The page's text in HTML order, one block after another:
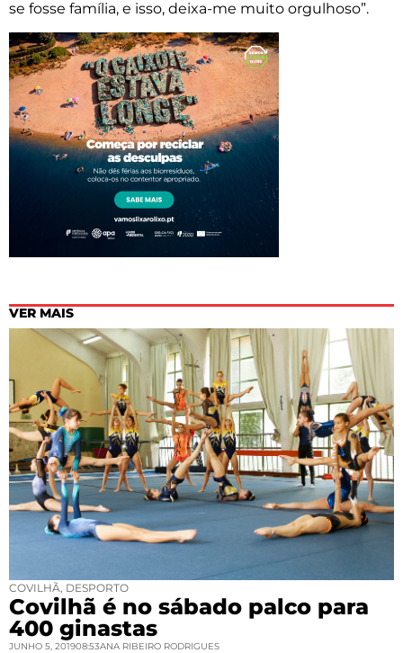
se fosse família, e isso, deixa-me muito orgulhoso”.
VER MAIS
COVILHÃ DESPORTO
Covilhã é no sábado palco para
400 ginastas
JUNHO 5, 201908:53ANA RIBEIRO RODRIGUES